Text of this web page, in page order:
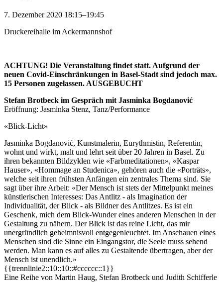
7. Dezember 2020 18:15–19:45
Druckereihalle im Ackermannshof
ACHTUNG! Die Veranstaltung findet statt. Aufgrund der
neuen Covid-Einschränkungen in Basel-Stadt sind jedoch max.
15 Personen zugelassen. AUSGEBUCHT
Stefan Brotbeck im Gespräch mit Jasminka Bogdanović
Eröffnung: Jasminka Stenz, Tanz/Performance
«Blick-Licht»
Jasminka Bogdanović, Kunstmalerin, Eurythmistin, Referentin,
wohnt und wirkt, malt und lehrt seit über 20 Jahren in Basel. Zu
ihren bekannten Bildzyklen wie «Farbmeditationen», «Kaspar
Hauser», «Hommage an Studenica», gehören auch die «Porträts»,
welche seit ihren frühsten Anfängen ein zentrales Thema sind. Sie
sagt über ihre Arbeit: «Der Mensch ist stets der Mittelpunkt meines
künstlerischen Interesses: Das Antlitz - als Imagination der
Individualität, der Blick - als Bildner des Antlitzes. Es ist ein
Geschenk, mich dem Blick-Wunder eines anderen Menschen in der
Gestaltung zu nähern. Der Blick ist das reine Licht, das mir
unergründlich geheimnisvoll entgegenleuchtet. Im Anschauen eines
Menschen sind die Sinne ein Eingangstor, die Seele muss sehend
werden. Man kann es auf alles zu Gestaltende übertragen, aber der
Mensch ist unendlich.»
{{trennlinie2::10::10::#cccccc::1}}
Eine Reihe von Martin Haug, Stefan Brotbeck und Judith Schifferle